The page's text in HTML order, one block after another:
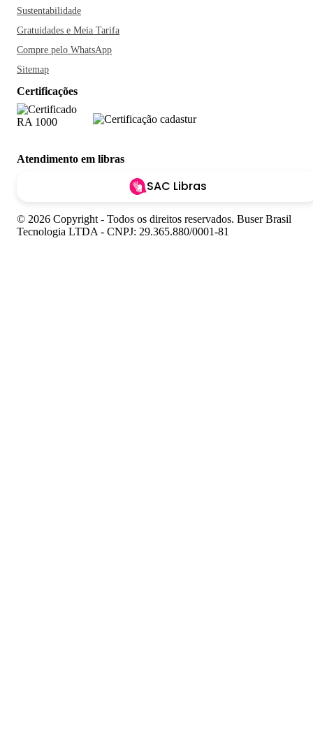
Sustentabilidade
Gratuidades e Meia Tarifa
Compre pelo WhatsApp
Sitemap
Certificações
Atendimento em libras
SAC Libras
© 2026 Copyright - Todos os direitos reservados. Buser Brasil
Tecnologia LTDA - CNPJ: 29.365.880/0001-81